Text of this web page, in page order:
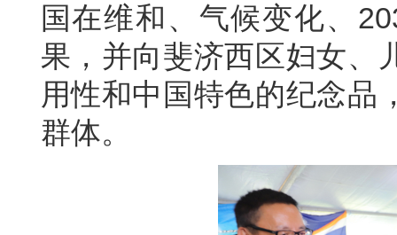
国在维和、气候变化、
果，并向斐济西区妇女、
用性和中国特色的纪念品
群体。